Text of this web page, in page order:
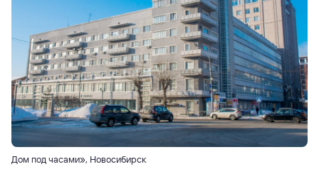
Дом под часами», Новосибирск